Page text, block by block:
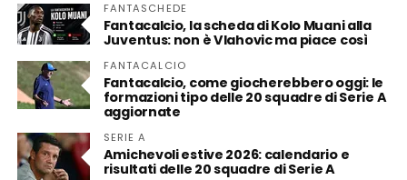
FANTASCHEDE
Fantacalcio, la scheda di Kolo Muani alla
Juventus: non è Vlahovic ma piace così
FANTACALCIO
Fantacalcio, come giocherebbero oggi: le
formazioni tipo delle 20 squadre di Serie A
aggiornate
SERIE A
Amichevoli estive 2026: calendario e
risultati delle 20 squadre di Serie A